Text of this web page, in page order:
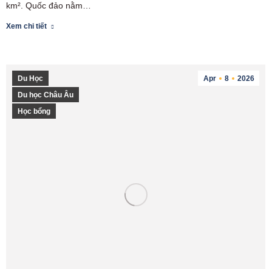
km². Quốc đảo nằm…
Xem chi tiết
Apr 8 2026
Du Học
Du học Châu Âu
Học bổng